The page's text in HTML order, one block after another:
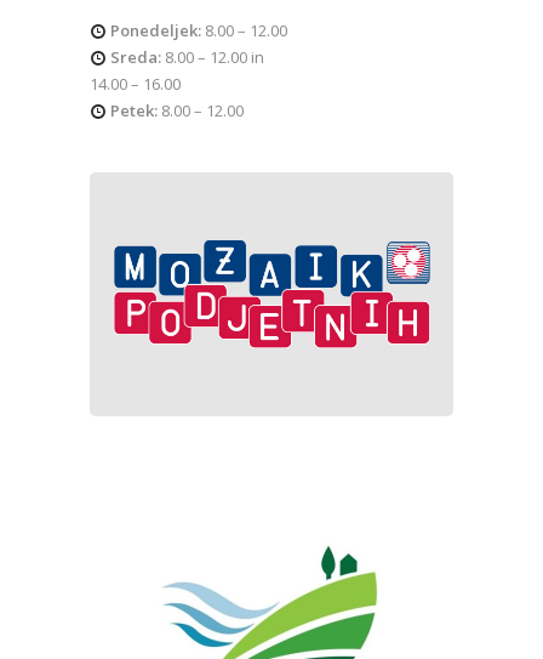
Ponedeljek: 8.00 – 12.00
Sreda: 8.00 – 12.00 in
14.00 – 16.00
Petek: 8.00 – 12.00